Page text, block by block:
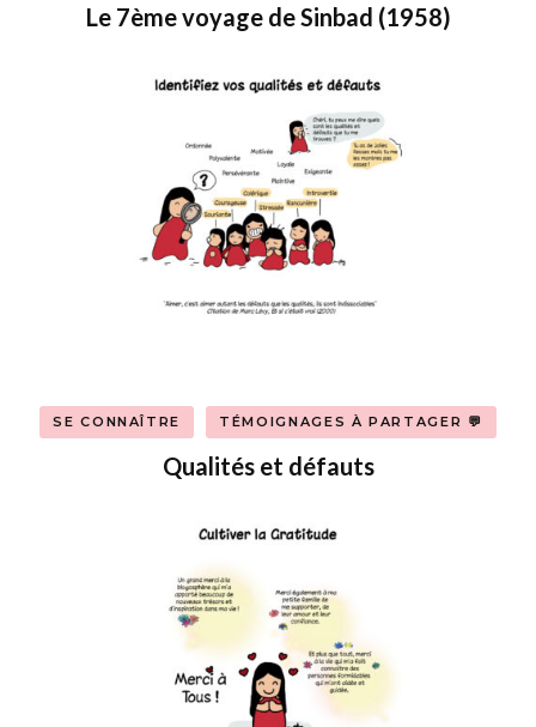
Le 7ème voyage de Sinbad (1958)
SE CONNAÎTRE TÉMOIGNAGES À PARTAGER 💬
Qualités et défauts